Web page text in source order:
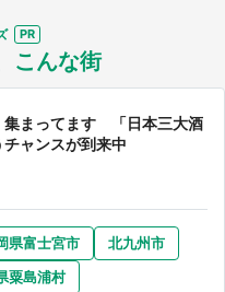
こんな街
集まってます 「日本三大酒
ャンスが到来中
県富士宮市
北九州市
粟島浦村